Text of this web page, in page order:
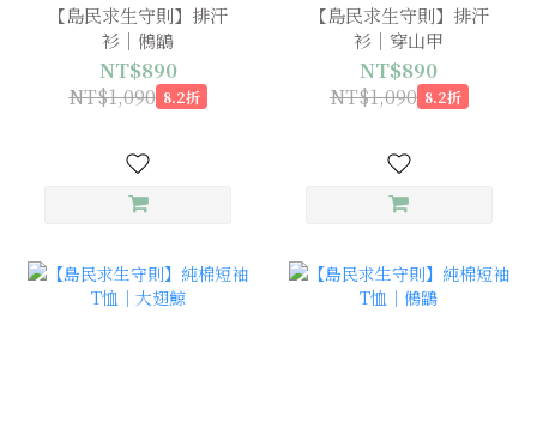
【島民求生守則】排汗
衫｜鵂鶹
NT$890
NT$1,090 8.2折
【島民求生守則】排汗
衫｜穿山甲
NT$890
NT$1,090 8.2折